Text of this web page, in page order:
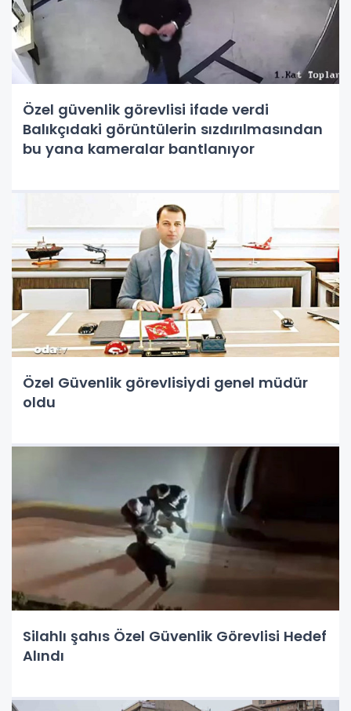
Özel güvenlik görevlisi ifade verdi
Balıkçıdaki görüntülerin sızdırılmasından
bu yana kameralar bantlanıyor
Özel Güvenlik görevlisiydi genel müdür
oldu
Silahlı şahıs Özel Güvenlik Görevlisi Hedef
Alındı